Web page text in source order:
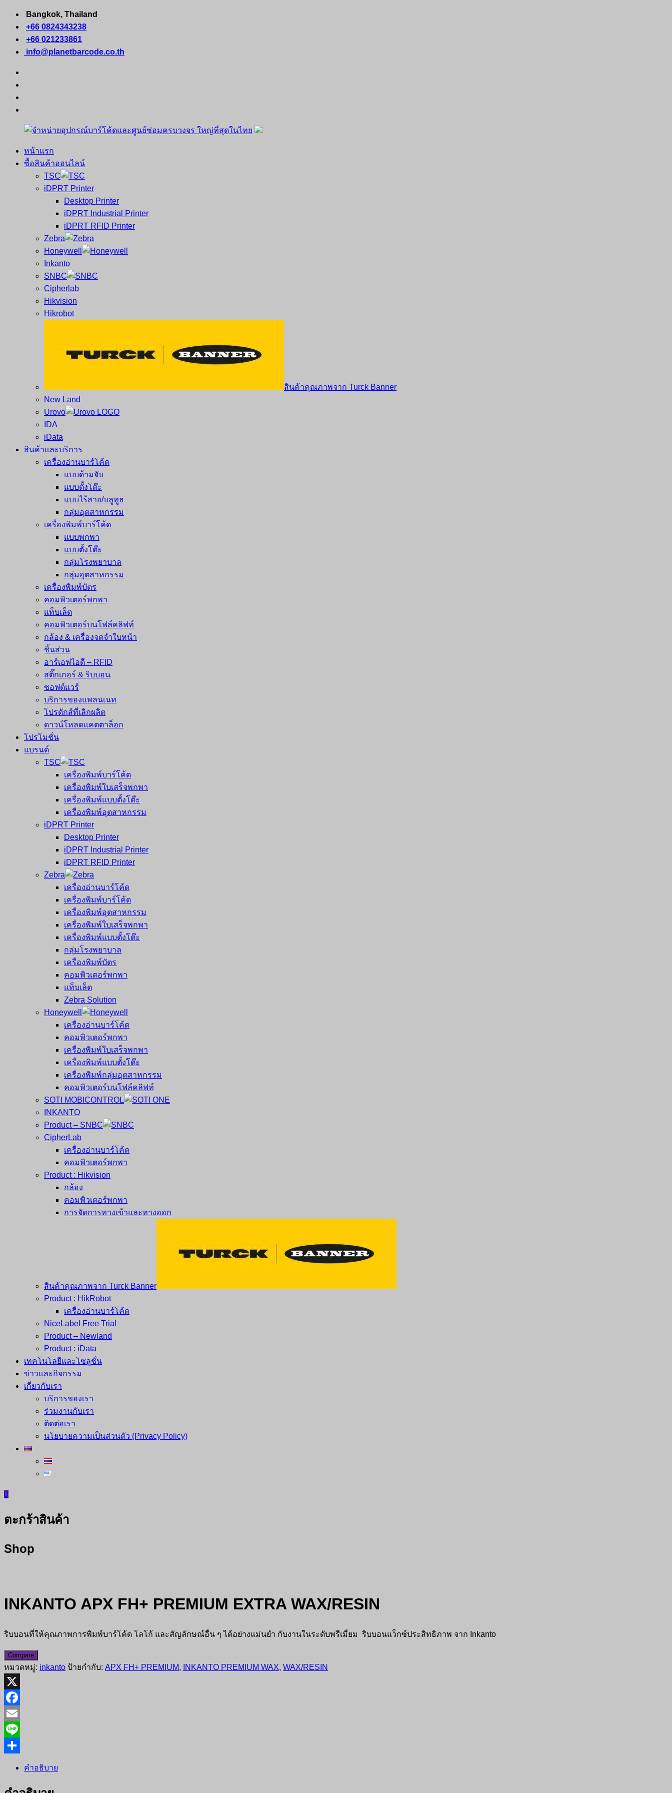
Skip
content
Bangkok, Thailand
+66 0824343238
+66 021233861
info@planetbarcode.co.th
จำหน่าย
คอมพิวเตอร์
หน้าแรก
ซื้อสินค้าออนไลน์
TSC
iDPRT Printer
Desktop Printer
iDPRT Industrial Printer
iDPRT RFID Printer
Zebra
Honeywell
Inkanto
SNBC
Cipherlab
Hikvision
Hikrobot
สินค้าคุณภาพจาก Turck Banner
New Land
Urovo
IDA
iData
สินค้าและบริการ
เครื่องอ่านบาร์โค้ด
แบบด้ามจับ
แบบตั้งโต๊ะ
แบบไร้สาย/บลูทูธ
กลุ่มอุตสาหกรรม
เครื่องพิมพ์บาร์โค้ด
แบบพกพา
แบบตั้งโต๊ะ
กลุ่มโรงพยาบาล
กลุ่มอุตสาหกรรม
เครื่องพิมพ์บัตร
คอมพิวเตอร์พกพา
แท็บเล็ต
คอมพิวเตอร์บนโฟล์คลิฟท์
กล้อง & เครื่องจดจำใบหน้า
ชิ้นส่วน
อาร์เอฟไอดี – RFID
สติ๊กเกอร์ & ริบบอน
ซอฟต์แวร์
บริการของแพลนเนท
โปรดักส์ที่เลิกผลิต
ดาวน์โหลดแคตตาล็อก
โปรโมชั่น
แบรนด์
TSC
เครื่องพิมพ์บาร์โค้ด
เครื่องพิมพ์ใบเสร็จพกพา
เครื่องพิมพ์แบบตั้งโต๊ะ
เครื่องพิมพ์อุตสาหกรรม
iDPRT Printer
Desktop Printer
iDPRT Industrial Printer
iDPRT RFID Printer
Zebra
เครื่องอ่านบาร์โค้ด
เครื่องพิมพ์บาร์โค้ด
เครื่องพิมพ์อุตสาหกรรม
เครื่องพิมพ์ใบเสร็จพกพา
เครื่องพิมพ์แบบตั้งโต๊ะ
กลุ่มโรงพยาบาล
เครื่องพิมพ์บัตร
คอมพิวเตอร์พกพา
แท็บเล็ต
Zebra Solution
Honeywell
เครื่องอ่านบาร์โค้ด
คอมพิวเตอร์พกพา
เครื่องพิมพ์ใบเสร็จพกพา
เครื่องพิมพ์แบบตั้งโต๊ะ
เครื่องพิมพ์กลุ่มอุตสาหกรรม
คอมพิวเตอร์บนโฟล์คลิฟท์
SOTI MOBICONTROL
INKANTO
Product – SNBC
CipherLab
เครื่องอ่านบาร์โค้ด
คอมพิวเตอร์พกพา
Product : Hikvision
กล้อง
คอมพิวเตอร์พกพา
การจัดการทางเข้าและทางออก
สินค้าคุณภาพจาก Turck Banner
Product : HikRobot
เครื่องอ่านบาร์โค้ด
NiceLabel Free Trial
Product – Newland
Product : iData
เทคโนโลยีและโซลูชั่น
ข่าวและกิจกรรม
เกี่ยวกับเรา
บริการของเรา
ร่วมงานกับเรา
ติดต่อเรา
นโยบายความเป็นส่วนตัว (Privacy Policy)
0
ตะกร้าสินค้า
Shop
INKANTO APX FH+ PREMIUM EXTRA WAX/RESIN
ริบบอนที่ให้คุณภาพการพิมพ์บาร์โค้ด โลโก้ และสัญลักษณ์อื่น ๆ ได้อย่างแม่นยำ กับงานในระดับพรีเมี่ยม ริบบอนแว็กซ์ประสิทธิภาพ จาก Inkanto
Compare
หมวดหมู่: inkanto ป้ายกำกับ: APX FH+ PREMIUM, INKANTO PREMIUM WAX, WAX/RESIN
X
Facebook
Email
Line
คำอธิบาย